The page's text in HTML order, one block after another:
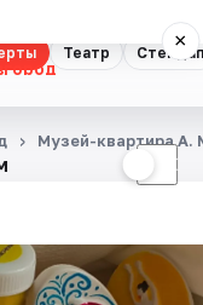
Театр Стендап
×
☾
Музей-квартира А.